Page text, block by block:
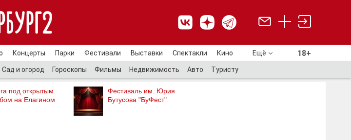
Концерты Парки Фестивали Выставки Спектакли Кино Ещё 18+
Сад и огород Гороскопы Фильмы Недвижимость Авто Туристу
под открытым
на Елагином
Фестиваль им. Юрия
Бутусова "БуФест"